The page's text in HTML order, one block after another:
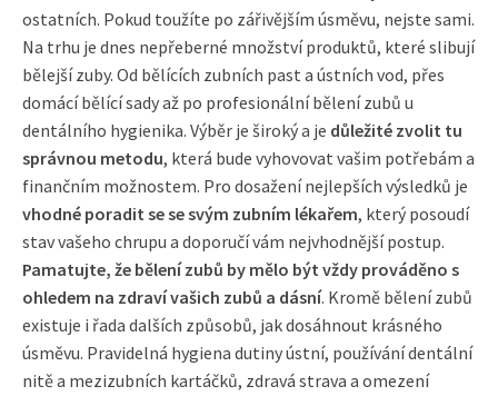
ostatních. Pokud toužíte po zářivějším úsměvu, nejste sami.
Na trhu je dnes nepřeberné množství produktů, které slibují
bělejší zuby. Od bělících zubních past a ústních vod, přes
domácí bělící sady až po profesionální bělení zubů u
dentálního hygienika. Výběr je široký a je důležité zvolit tu
správnou metodu, která bude vyhovovat vašim potřebám a
finančním možnostem. Pro dosažení nejlepších výsledků je
vhodné poradit se se svým zubním lékařem, který posoudí
stav vašeho chrupu a doporučí vám nejvhodnější postup.
Pamatujte, že bělení zubů by mělo být vždy prováděno s
ohledem na zdraví vašich zubů a dásní. Kromě bělení zubů
existuje i řada dalších způsobů, jak dosáhnout krásného
úsměvu. Pravidelná hygiena dutiny ústní, používání dentální
nitě a mezizubních kartáčků, zdravá strava a omezení